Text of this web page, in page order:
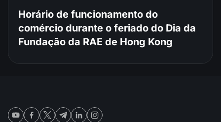
Horário de funcionamento do
comércio durante o feriado do Dia da
Fundação da RAE de Hong Kong